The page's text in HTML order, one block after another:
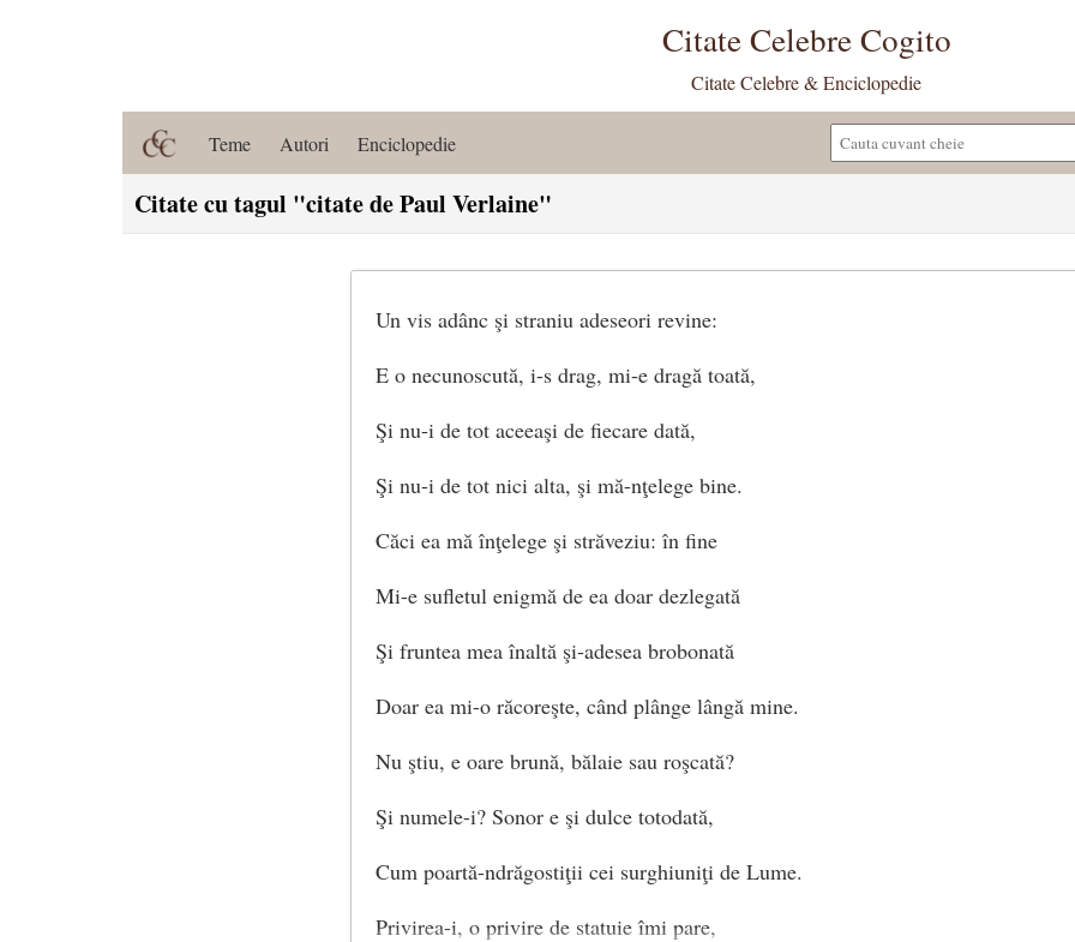
Citate Celebre Cogito
Citate Celebre & Enciclopedie
Teme Autori Enciclopedie
Citate cu tagul "citate de Paul Verlaine"
Un vis adânc şi straniu adeseori revine:
E o necunoscută, i-s drag, mi-e dragă toată,
Şi nu-i de tot aceeaşi de fiecare dată,
Şi nu-i de tot nici alta, şi mă-nţelege bine.
Căci ea mă înţelege şi străveziu: în fine
Mi-e sufletul enigmă de ea doar dezlegată
Şi fruntea mea înaltă şi-adesea brobonată
Doar ea mi-o răcoreşte, când plânge lângă mine.
Nu ştiu, e oare brună, bălaie sau roşcată?
Şi numele-i? Sonor e şi dulce totodată,
Cum poartă-ndrăgostiţii cei surghiuniţi de Lume.
Privirea-i, o privire de statuie îmi pare,